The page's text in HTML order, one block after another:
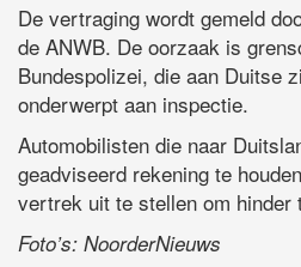
De vertraging wordt gemeld
de ANWB. De oorzaak is
Bundespolizei, die aan Duitse
onderwerpt aan inspectie.
Automobilisten die naar
geadviseerd rekening te
vertrek uit te stellen om hinder
Foto’s: NoorderNieuws